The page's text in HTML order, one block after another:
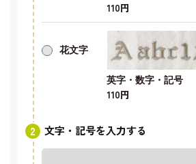
110円
花文字
英字・数字・記号
110円
文字・記号を入力する